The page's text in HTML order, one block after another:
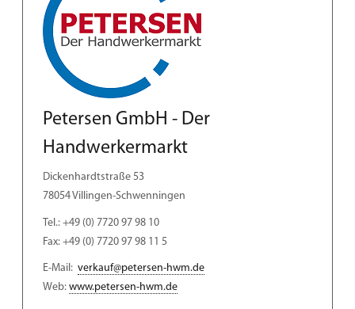
Petersen GmbH - Der
Handwerkermarkt
​Dickenhardtstraße 53
78054 Villingen-Schwenningen
Tel.: +49 (0) 7720 97 98 10
Fax: +49 (0) 7720 97 98 11 5
E-Mail:verkauf@petersen-hwm.de
Web:www.petersen-hwm.de